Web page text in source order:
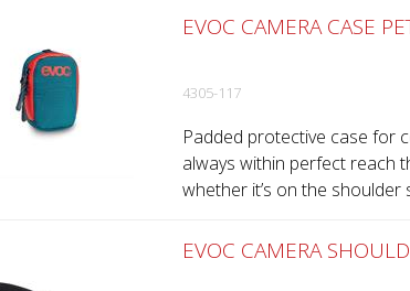
EVOC CAMERA CASE
4305-117
Padded protective case for
always within perfect reach
whether it’s on the shoulder
EVOC CAMERA